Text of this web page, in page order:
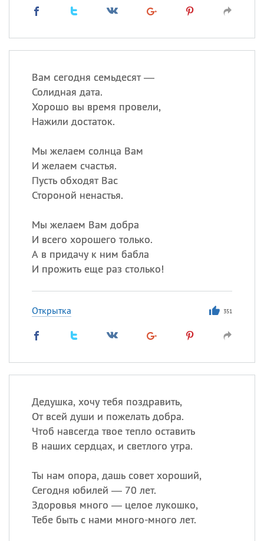
Вам сегодня семьдесят —
Солидная дата.
Хорошо вы время провели,
Нажили достаток.
Мы желаем солнца Вам
И желаем счастья.
Пусть обходят Вас
Стороной ненастья.
Мы желаем Вам добра
И всего хорошего только.
А в придачу к ним бабла
И прожить еще раз столько!
Открытка 351
Дедушка, хочу тебя поздравить,
От всей души и пожелать добра.
Чтоб навсегда твое тепло оставить
В наших сердцах, и светлого утра.
Ты нам опора, дашь совет хороший,
Сегодня юбилей — 70 лет.
Здоровья много — целое лукошко,
Тебе быть с нами много-много лет.